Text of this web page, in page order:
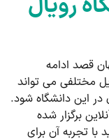
قصد ادامه
مختلفی می تواند
در این دانشگاه شود.
برگزار شده
با تجربه آن برای